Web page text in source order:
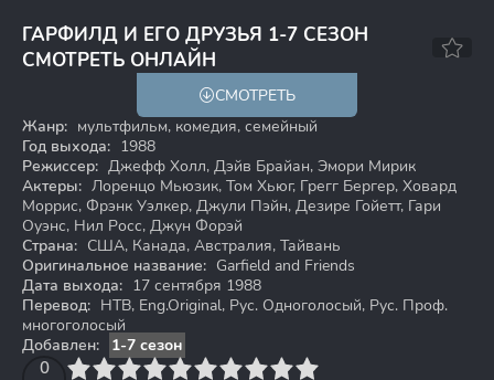
ГАРФИЛД И ЕГО ДРУЗЬЯ 1-7 СЕЗОН
СМОТРЕТЬ ОНЛАЙН
6.8
СМОТРЕТЬ
Жанр: мультфильм, комедия, семейный
Год выхода: 1988
Режиссер: Джефф Холл, Дэйв Брайан, Эмори Мирик
Актеры: Лоренцо Мьюзик, Том Хьюг, Грегг Бергер, Ховард
Моррис, Фрэнк Уэлкер, Джули Пэйн, Дезире Гойетт, Гари
Оуэнс, Нил Росс, Джун Форэй
Страна: США, Канада, Австралия, Тайвань
Оригинальное название: Garfield and Friends
Дата выхода: 17 сентября 1988
Перевод: НТВ, Eng.Original, Рус. Одноголосый, Рус. Проф.
многоголосый
Добавлен:
1-7 сезон
0
4 6 7 8 9 10